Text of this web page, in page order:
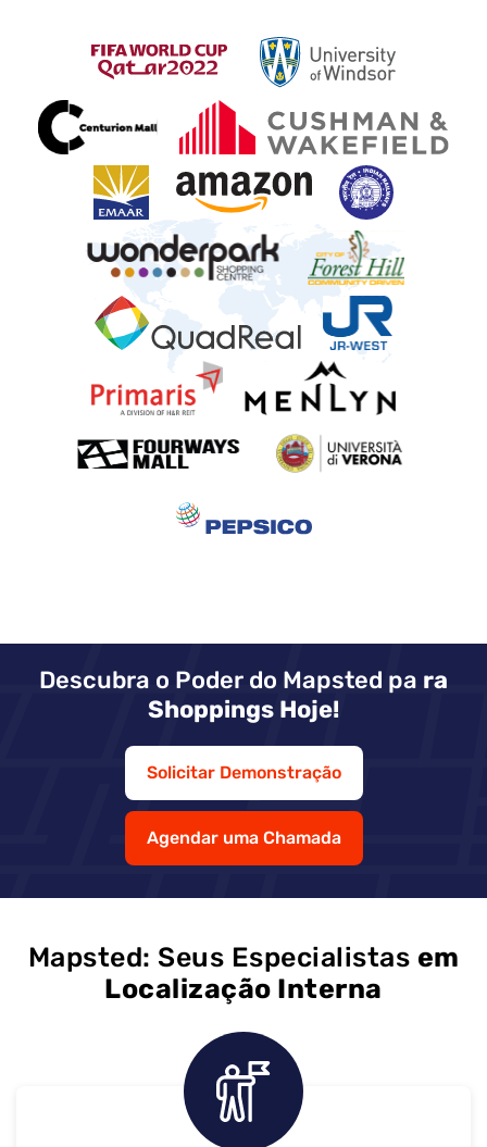
Descubra o Poder do Mapsted pa ra
Shoppings Hoje!
Solicitar Demonstração
Agendar uma Chamada
Mapsted: Seus Especialistas em
Localização Interna